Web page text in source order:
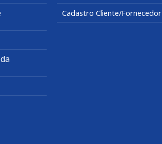
Cadastro Cliente/Fornecedor